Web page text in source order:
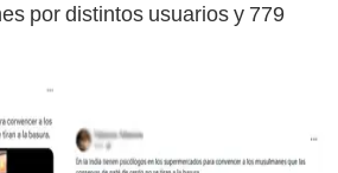
por distintos usuarios y 779